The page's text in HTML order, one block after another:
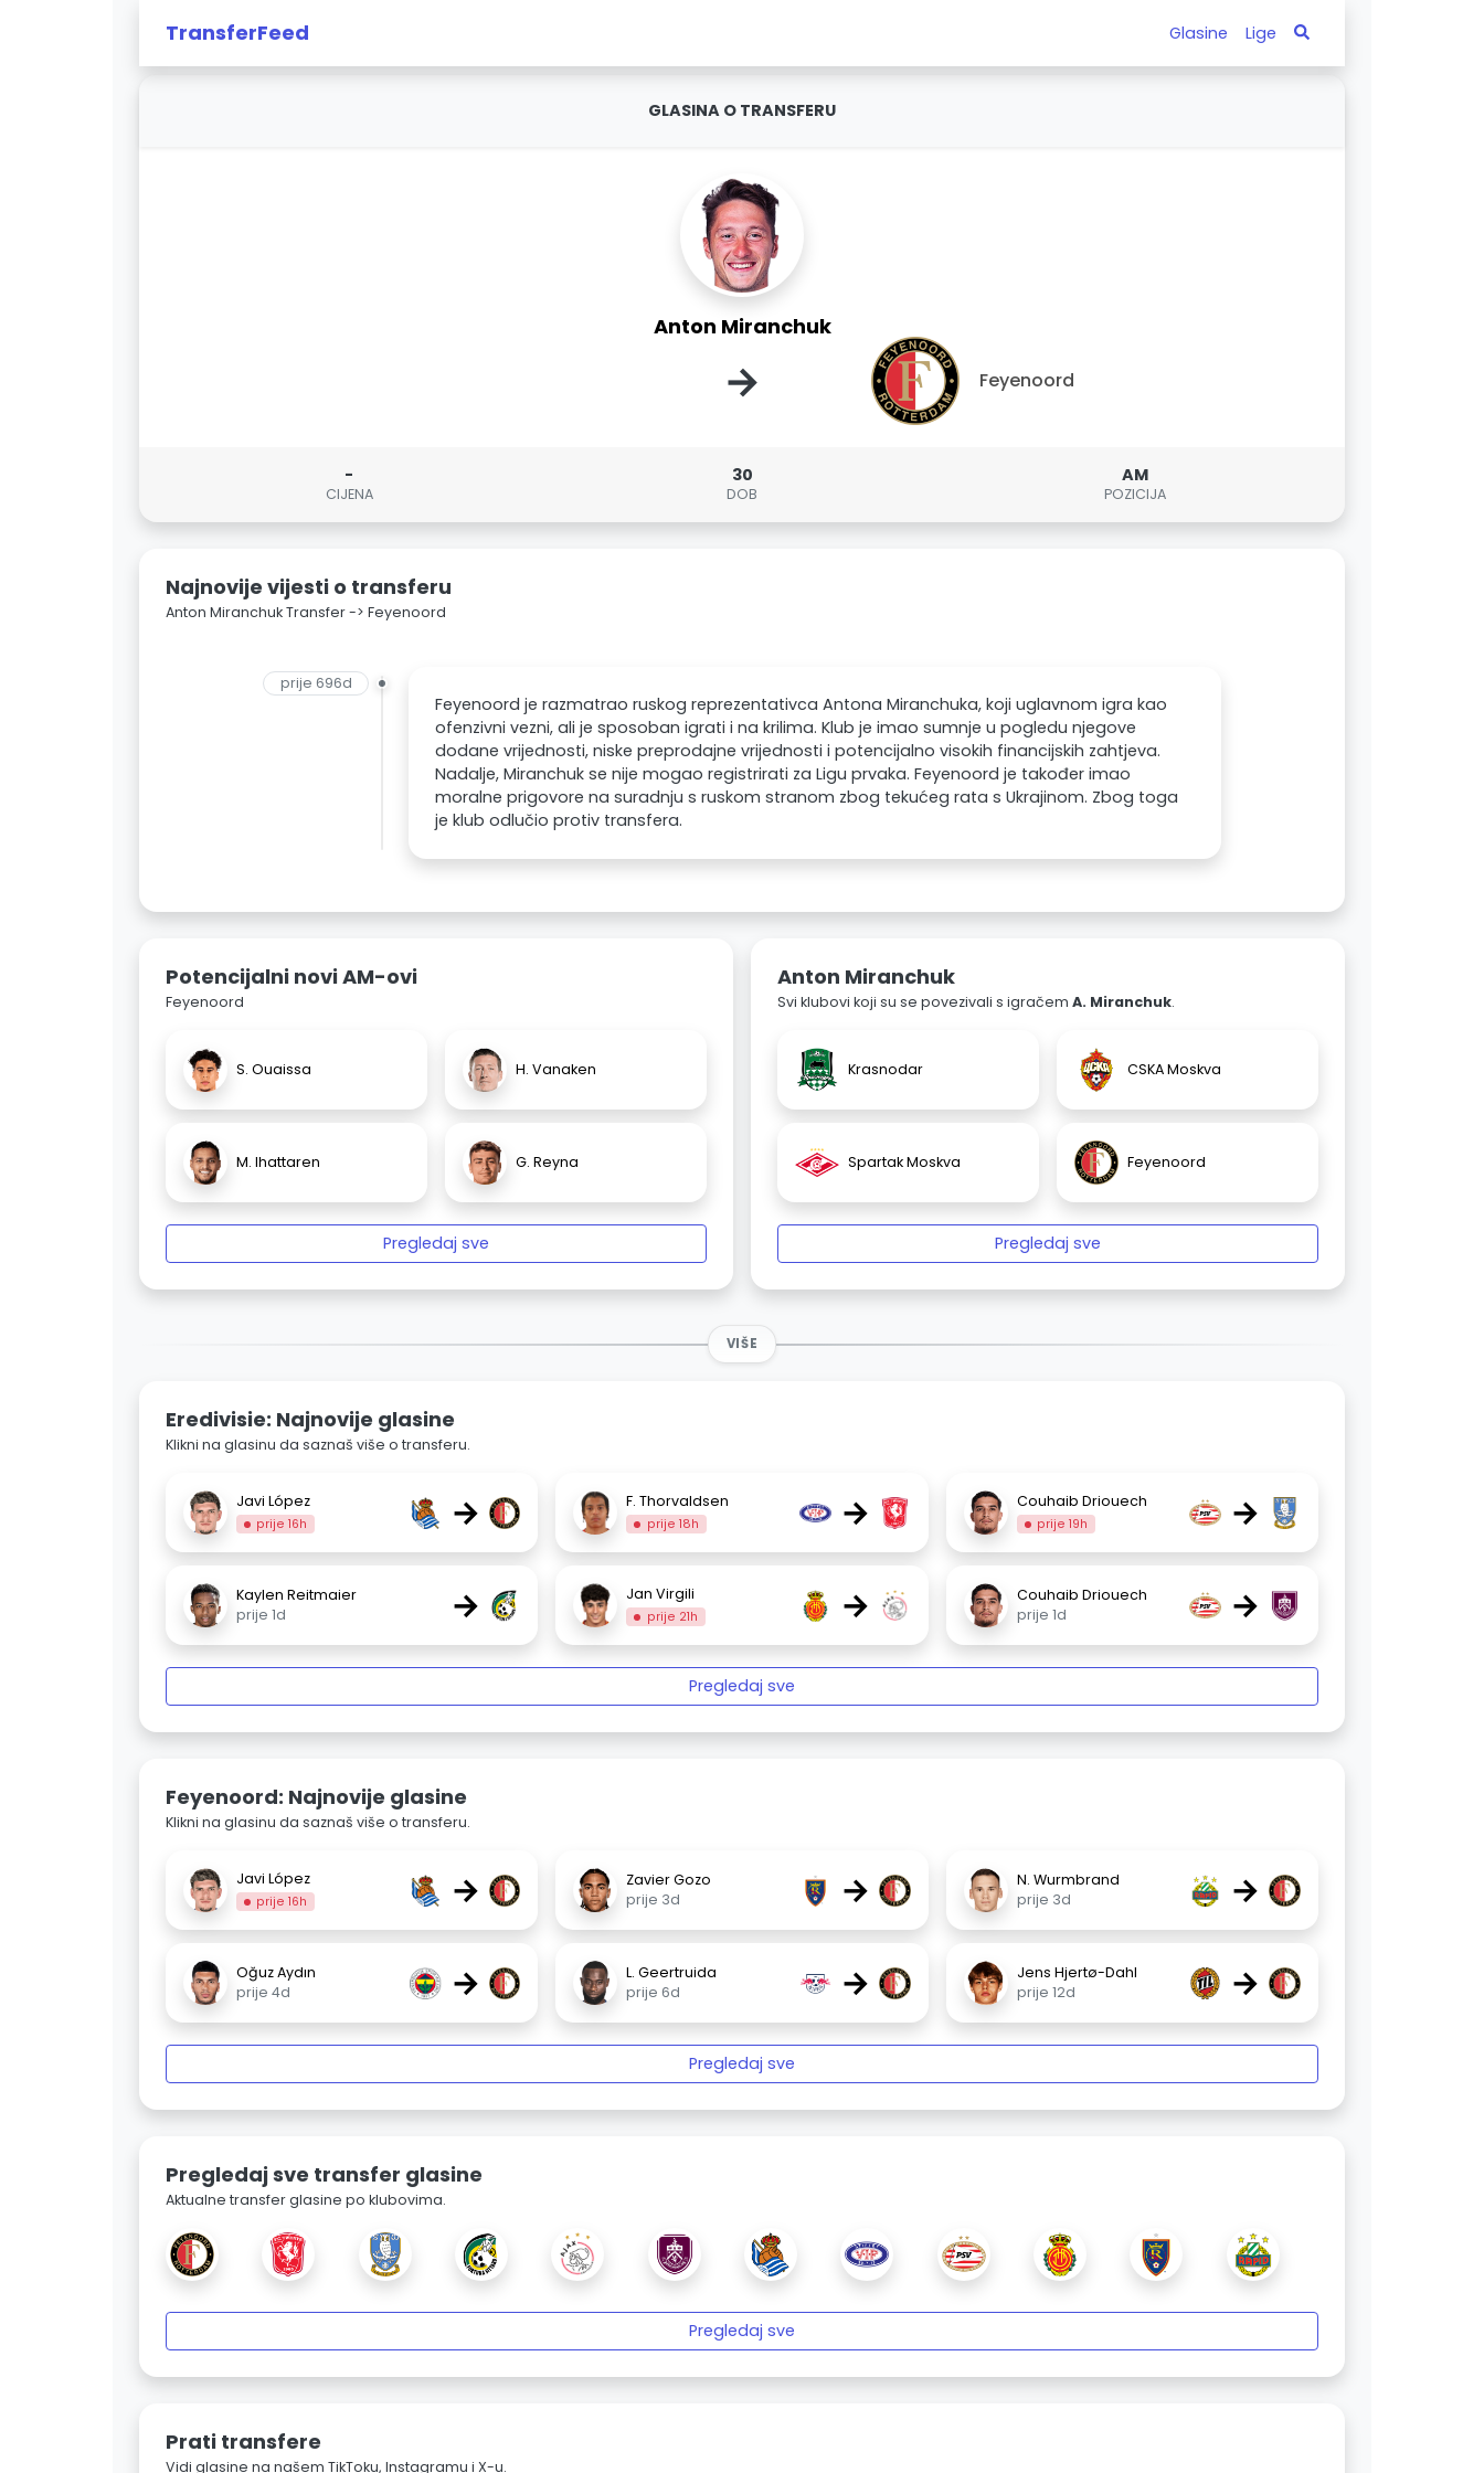
TransferFeed Glasine Lige
GLASINA O TRANSFERU
Anton Miranchuk
→ Feyenoord
-
CIJENA
30
DOB
AM
POZICIJA
Najnovije vijesti o transferu
Anton Miranchuk Transfer -> Feyenoord
prije 696d
Feyenoord je razmatrao ruskog reprezentativca Antona Miranchuka, koji uglavnom igra kao
ofenzivni vezni, ali je sposoban igrati i na krilima. Klub je imao sumnje u pogledu njegove
dodane vrijednosti, niske preprodajne vrijednosti i potencijalno visokih financijskih zahtjeva.
Nadalje, Miranchuk se nije mogao registrirati za Ligu prvaka. Feyenoord je također imao
moralne prigovore na suradnju s ruskom stranom zbog tekućeg rata s Ukrajinom. Zbog toga
je klub odlučio protiv transfera.
Potencijalni novi AM-ovi
Feyenoord
S. Ouaissa H. Vanaken
M. Ihattaren G. Reyna
Pregledaj sve
Anton Miranchuk
Svi klubovi koji su se povezivali s igračem A. Miranchuk.
Krasnodar CSKA Moskva
Spartak Moskva Feyenoord
Pregledaj sve
VIŠE
Eredivisie: Najnovije glasine
Klikni na glasinu da saznaš više o transferu.
Javi López
prije 16h → F. Thorvaldsen
prije 18h → Couhaib Driouech
prije 19h →
Kaylen Reitmaier
prije 1d
→ Jan Virgili
prije 21h →
Couhaib Driouech
prije 1d
→
Pregledaj sve
Feyenoord: Najnovije glasine
Klikni na glasinu da saznaš više o transferu.
Javi López
prije 16h →
Zavier Gozo
prije 3d
→
N. Wurmbrand
prije 3d
→
Oğuz Aydın
prije 4d
→
L. Geertruida
prije 6d
→
Jens Hjertø-Dahl
prije 12d
→
Pregledaj sve
Pregledaj sve transfer glasine
Aktualne transfer glasine po klubovima.
Pregledaj sve
Prati transfere
Vidi glasine na našem TikToku, Instagramu i X-u.